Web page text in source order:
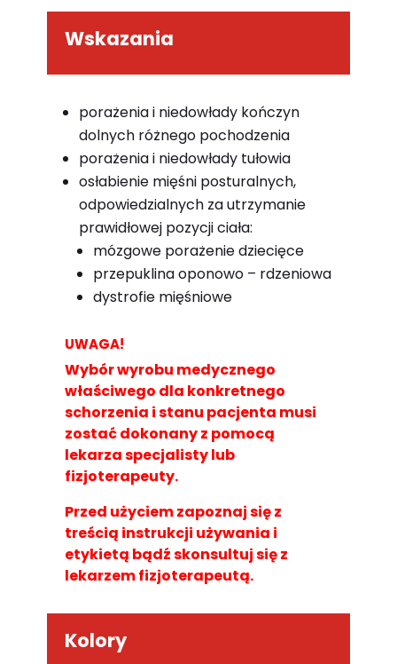
Wskazania
porażenia i niedowłady kończyn
dolnych różnego pochodzenia
porażenia i niedowłady tułowia
osłabienie mięśni posturalnych,
odpowiedzialnych za utrzymanie
prawidłowej pozycji ciała:
mózgowe porażenie dziecięce
przepuklina oponowo – rdzeniowa
dystrofie mięśniowe
UWAGA!
Wybór wyrobu medycznego
właściwego dla konkretnego
schorzenia i stanu pacjenta musi
zostać dokonany z pomocą
lekarza specjalisty lub
fizjoterapeuty.
Przed użyciem zapoznaj się z
treścią instrukcji używania i
etykietą bądź skonsultuj się z
lekarzem fizjoterapeutą.
Kolory